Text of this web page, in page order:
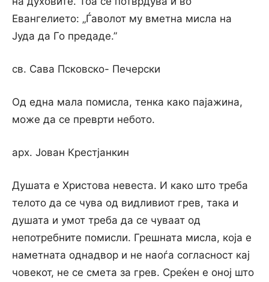
Евангелието: „Ѓаволот му вметна мисла на
Јуда да Го предаде.”
св. Сава Псковско- Печерски
Од една мала помисла, тенка како пајажина,
може да се преврти небото.
арх. Јован Крестјанкин
Душата е Христова невеста. И како што треба
телото да се чува од видливиот грев, така и
душата и умот треба да се чуваат од
непотребните помисли. Грешната мисла, која е
наметната однадвор и не наоѓа согласност кај
човекот, не се смета за грев. Среќен е оној што